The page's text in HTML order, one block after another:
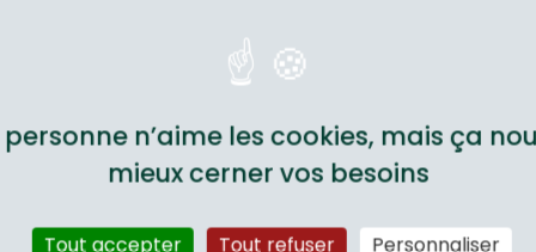
SECTEURS
n’aime les cookies, mais ça
mieux cerner vos besoins
Tout accepter Tout refuser Personnaliser